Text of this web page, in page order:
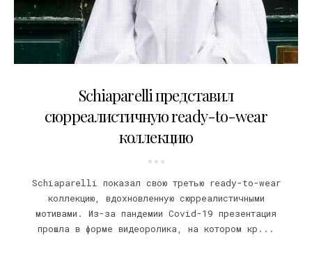
Schiaparelli представил
сюрреалистичную ready-to-wear
коллекцию
Schiaparelli показал свою третью ready-to-wear
коллекцию, вдохновленную сюрреалистичными
мотивами. Из-за пандемии Covid-19 презентация
прошла в форме видеоролика, на котором кр...